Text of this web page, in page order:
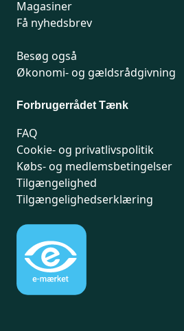
Magasiner
Få nyhedsbrev
Besøg også
Økonomi- og gældsrådgivning
Forbrugerrådet Tænk
FAQ
Cookie- og privatlivspolitik
Købs- og medlemsbetingelser
Tilgængelighed
Tilgængelighedserklæring